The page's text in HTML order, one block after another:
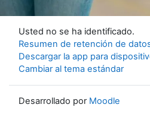
Usted no se ha identificado.
Resumen de retención de
Descargar la app para
Cambiar al tema estándar
Desarrollado por Moodle